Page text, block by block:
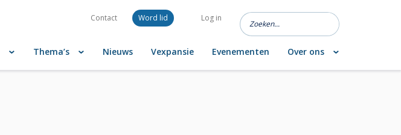
Contact Word lid Log in
Thema’s Nieuws Vexpansie Evenementen Over ons